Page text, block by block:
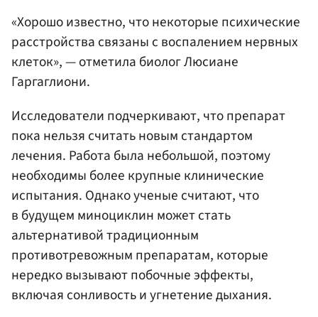
«Хорошо известно, что некоторые психические
расстройства связаны с воспалением нервных
клеток», — отметила биолог Люсиане
Гаргаглиони.
Исследователи подчеркивают, что препарат
пока нельзя считать новым стандартом
лечения. Работа была небольшой, поэтому
необходимы более крупные клинические
испытания. Однако ученые считают, что
в будущем миноциклин может стать
альтернативой традиционным
противотревожным препаратам, которые
нередко вызывают побочные эффекты,
включая сонливость и угнетение дыхания.